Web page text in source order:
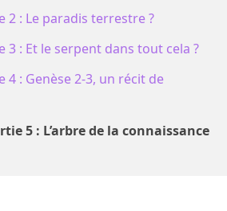
2 : Le paradis terrestre ?
3 : Et le serpent dans tout cela ?
4 : Genèse 2-3, un récit de
5 : L’arbre de la connaissance